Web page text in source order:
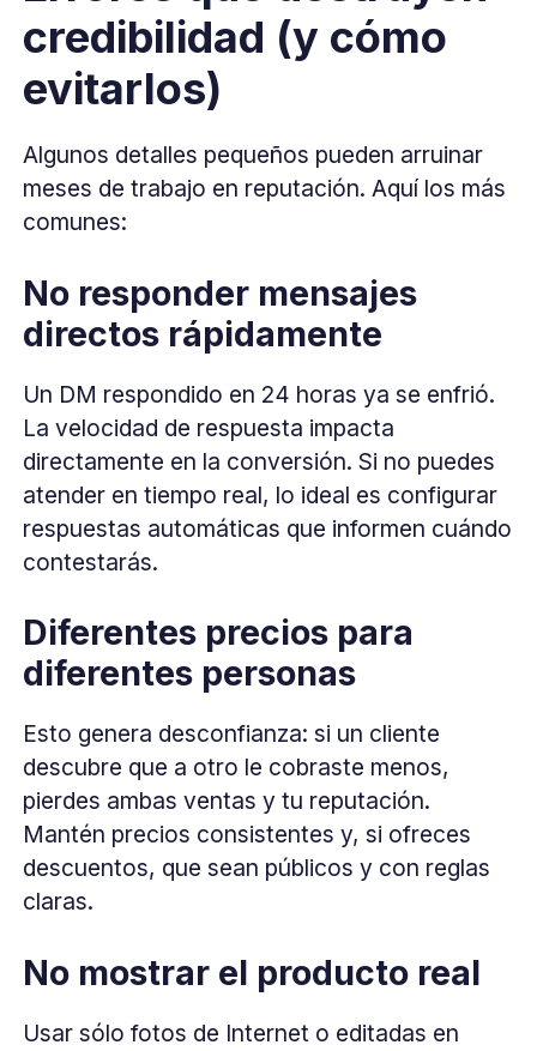
credibilidad (y cómo
evitarlos)
Algunos detalles pequeños pueden arruinar
meses de trabajo en reputación. Aquí los más
comunes:
No responder mensajes
directos rápidamente
Un DM respondido en 24 horas ya se enfrió.
La velocidad de respuesta impacta
directamente en la conversión. Si no puedes
atender en tiempo real, lo ideal es configurar
respuestas automáticas que informen cuándo
contestarás.
Diferentes precios para
diferentes personas
Esto genera desconfianza: si un cliente
descubre que a otro le cobraste menos,
pierdes ambas ventas y tu reputación.
Mantén precios consistentes y, si ofreces
descuentos, que sean públicos y con reglas
claras.
No mostrar el producto real
Usar sólo fotos de Internet o editadas en